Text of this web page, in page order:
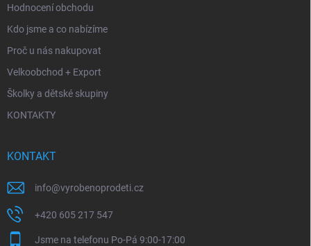
Hodnocení obchodu
Kdo jsme a co nabízíme
Proč u nás nakupovat
Velkoobchod + Export
Školky a dětské skupiny
KONTAKTY
KONTAKT
info@vyrobenoprodeti.cz
+420 605 217 547
Jsme na telefonu Po-Pá 9:00-17:00